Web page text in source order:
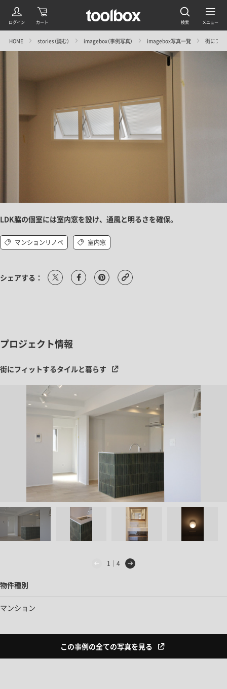
HOME stories（読む） imagebox（事例写真） imagebox写真一覧 街にフ
LDK脇の個室には室内窓を設け、通風と明るさを確保。
マンションリノベ 室内窓
シェアする：
プロジェクト情報
街にフィットするタイルと暮らす
1｜4
物件種別
マンション
この事例の全ての写真を見る